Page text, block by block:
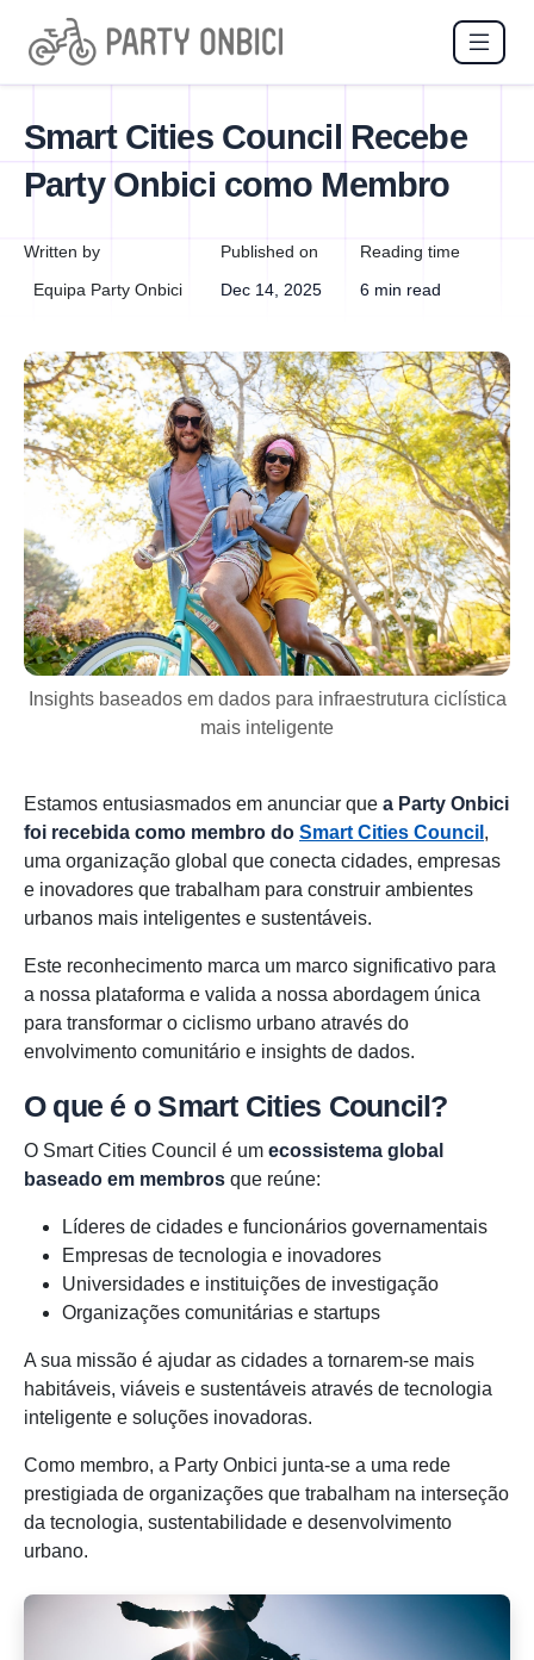
Smart Cities Council Recebe
Party Onbici como Membro
Written by
Equipa Party Onbici
Published on
Dec 14, 2025
Reading time
6 min read
Insights baseados em dados para infraestrutura ciclística
mais inteligente
Estamos entusiasmados em anunciar que a Party Onbici
foi recebida como membro do Smart Cities Council ,
uma organização global que conecta cidades, empresas
e inovadores que trabalham para construir ambientes
urbanos mais inteligentes e sustentáveis.
Este reconhecimento marca um marco significativo para
a nossa plataforma e valida a nossa abordagem única
para transformar o ciclismo urbano através do
envolvimento comunitário e insights de dados.
O que é o Smart Cities Council?
O Smart Cities Council é um ecossistema global
baseado em membros que reúne:
Líderes de cidades e funcionários governamentais
Empresas de tecnologia e inovadores
Universidades e instituições de investigação
Organizações comunitárias e startups
A sua missão é ajudar as cidades a tornarem-se mais
habitáveis, viáveis e sustentáveis através de tecnologia
inteligente e soluções inovadoras.
Como membro, a Party Onbici junta-se a uma rede
prestigiada de organizações que trabalham na interseção
da tecnologia, sustentabilidade e desenvolvimento
urbano.